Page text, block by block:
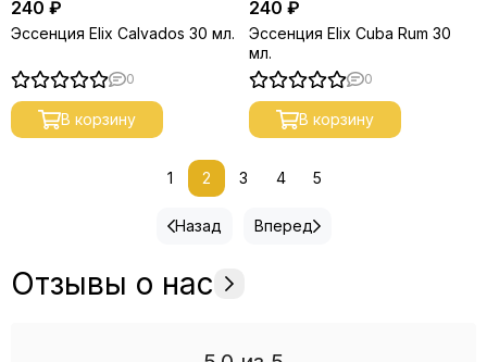
240 ₽
Эссенция Elix Calvados 30 мл.
0
В корзину
240 ₽
Эссенция Elix Cuba Rum 30
мл.
0
В корзину
Назад
1 2 3 4 5
Вперед
Отзывы о нас